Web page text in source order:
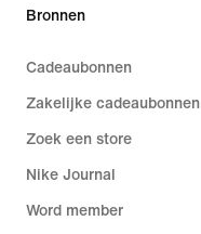
Bronnen
Cadeaubonnen
Zakelijke cadeaubonnen
Zoek een store
Nike Journal
Word member